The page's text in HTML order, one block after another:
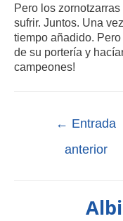
Pero los
sufrir. Juntos. Una
tiempo añadido.
de su portería y
campeones!
← Entrada
anterior